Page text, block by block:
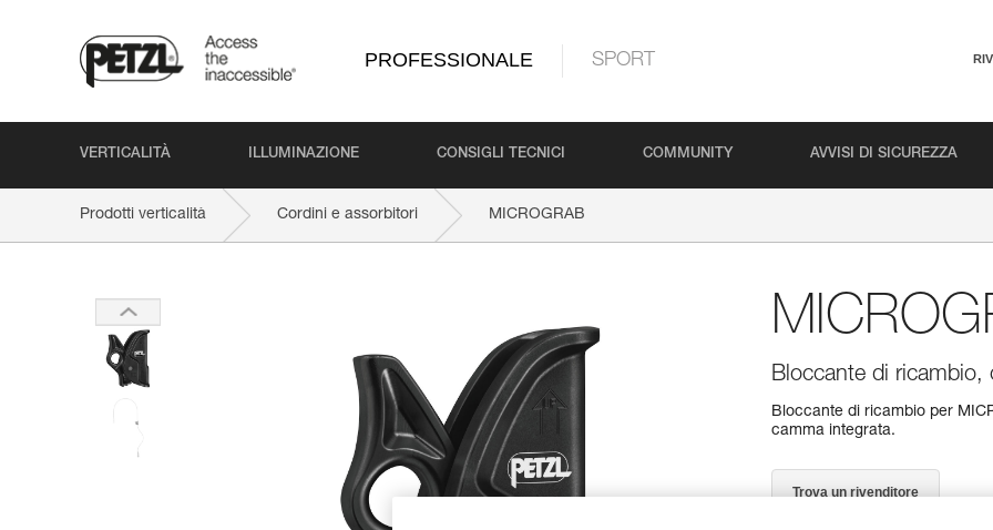
PROFESSIONALE SPORT
VERTICALITÀ ILLUMINAZIONE CONSIGLI TECNICI COMMUNITY AVVISI DI SICUREZZA
Prodotti verticalità Cordini e assorbitori MICROGRAB
Bloccante di ricambio,
Bloccante di ricambio per
camma integrata.
Trova un rivenditore